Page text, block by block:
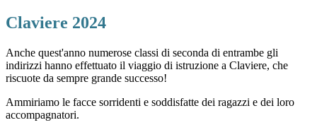
Claviere 2024
Anche quest'anno numerose classi di seconda di entrambe gli
indirizzi hanno effettuato il viaggio di istruzione a Claviere, che
riscuote da sempre grande successo!
Ammiriamo le facce sorridenti e soddisfatte dei ragazzi e dei loro
accompagnatori.